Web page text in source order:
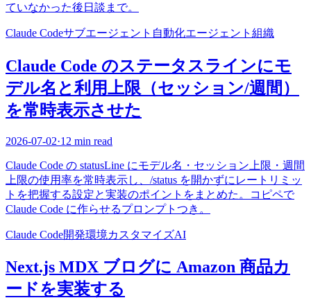
ていなかった後日談まで。
Claude Codeサブエージェント 自動化エージェント組織
Claude Code のステータスラインにモ
デル名と利用上限（セッション/週間）
を常時表示させた
2026-07-02·12 min read
Claude Code の statusLine にモデル名・セッション上限・週間
上限の使用率を常時表示し、/status を開かずにレートリミッ
トを把握する設定と実装のポイントをまとめた。コピペで
Claude Code に作らせるプロンプトつき。
Claude Code開発環境カスタマイズAI
Next.js MDX ブログに Amazon 商品カ
ードを実装する